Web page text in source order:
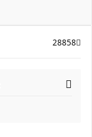
28858